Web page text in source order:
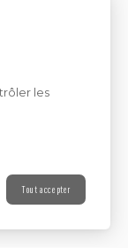
Contact
les
Tout accepter